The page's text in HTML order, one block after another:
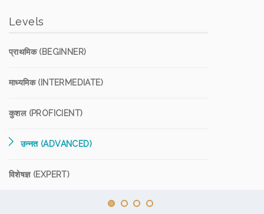
Levels
प्राथमिक (BEGINNER)
माध्यमिक (INTERMEDIATE)
कुशल (PROFICIENT)
उन्नत (ADVANCED)
विशेषज्ञ (EXPERT)